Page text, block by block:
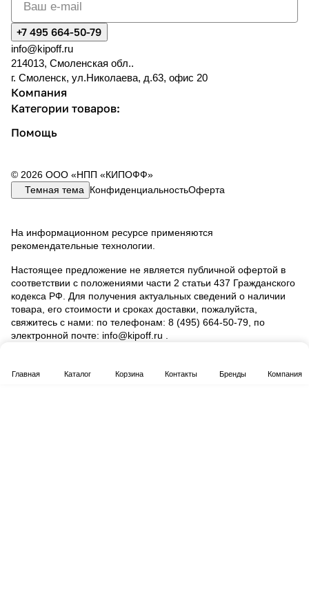
Главная Каталог Корзина Контакты Бренды Компания
+7 495 664-50-79
info@kipoff.ru
214013, Смоленская обл..
г. Смоленск, ул.Николаева, д.63, офис 20
Компания
Категории товаров:
Помощь
© 2026 ООО «НПП «КИПОФФ»
Темная тема
КонфиденциальностьОферта
На информационном ресурсе применяются
рекомендательные технологии
Настоящее предложение не является публичной офертой в
соответствии с положениями части 2 статьи 437 Гражданского
кодекса РФ. Для получения актуальных сведений о наличии
товара, его стоимости и сроках доставки, пожалуйста,
свяжитесь с нами: по телефонам: 8 (495) 664‑50‑79, по
электронной почте: info@kipoff.ru .